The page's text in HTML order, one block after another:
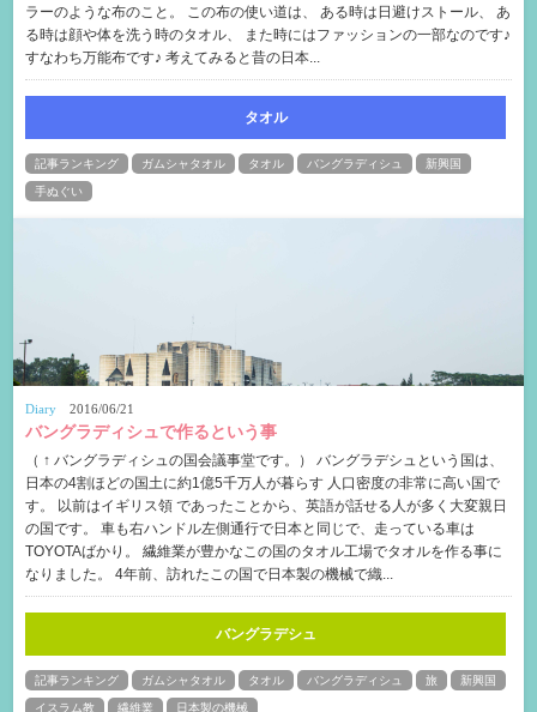
ラーのような布のこと。 この布の使い道は、 ある時は日避けストール、 あ
る時は顔や体を洗う時のタオル、 また時にはファッションの一部なのです♪
すなわち万能布です♪ 考えてみると昔の日本...
タオル
記事ランキング ガムシャタオル タオル バングラディシュ 新興国
手ぬぐい
Diary 2016/06/21
バングラディシュで作るという事
（ ↑ バングラディシュの国会議事堂です。） バングラデシュという国は、
日本の4割ほどの国土に約1億5千万人が暮らす 人口密度の非常に高い国で
す。 以前はイギリス領 であったことから、英語が話せる人が多く大変親日
の国です。 車も右ハンドル左側通行で日本と同じで、走っている車は
TOYOTAばかり。 繊維業が豊かなこの国のタオル工場でタオルを作る事に
なりました。 4年前、訪れたこの国で日本製の機械で織...
バングラデシュ
記事ランキング ガムシャタオル タオル バングラディシュ 旅 新興国
イスラム教 繊維業 日本製の機械